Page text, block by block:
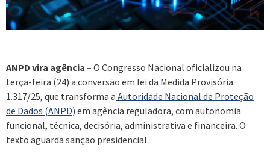
ANPD vira agência – O Congresso Nacional oficializou na
terça-feira (24) a conversão em lei da Medida Provisória
1.317/25, que transforma a Autoridade Nacional de Proteção
de Dados (ANPD) em agência reguladora, com autonomia
funcional, técnica, decisória, administrativa e financeira. O
texto aguarda sanção presidencial.